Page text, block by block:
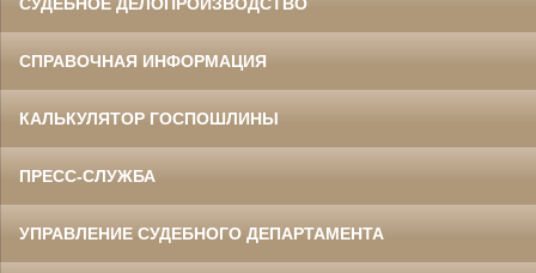
СПРАВОЧНАЯ ИНФОРМАЦИЯ
КАЛЬКУЛЯТОР ГОСПОШЛИНЫ
ПРЕСС-СЛУЖБА
УПРАВЛЕНИЕ СУДЕБНОГО ДЕПАРТАМЕНТА